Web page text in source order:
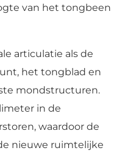
van het tongbeen
articulatie als de
het tongblad en
mondstructuren.
in de
waardoor de
nieuwe ruimtelijke